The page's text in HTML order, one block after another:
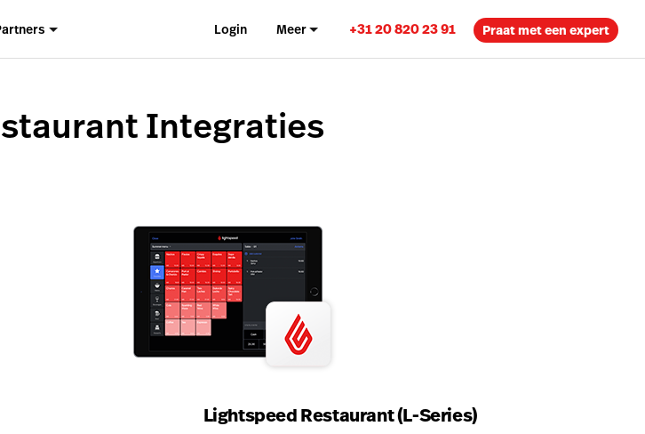
Login Meer +31 20 820 23 91 Praat met een expert
Integraties
Lightspeed Restaurant (L-Series)